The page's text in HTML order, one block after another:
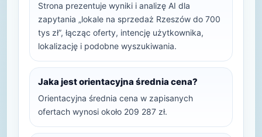
Strona prezentuje wyniki i analizę AI dla
zapytania „lokale na sprzedaż Rzeszów do 700
tys zł”, łącząc oferty, intencję użytkownika,
lokalizację i podobne wyszukiwania.
Jaka jest orientacyjna średnia cena?
Orientacyjna średnia cena w zapisanych
ofertach wynosi około 209 287 zł.